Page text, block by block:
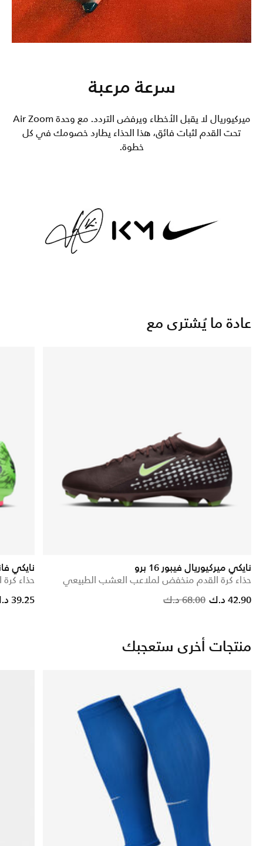
سرعة مرعبة
ميركيوريال لا يقبل الأخطاء ويرفض التردد. مع وحدة Air Zoom
تحت القدم لثبات فائق، هذا الحذاء يطارد خصومك في كل
خطوة.
عادة ما يُشترى مع
نايكي ميركيوريال فيبور 16 برو
حذاء كرة القدم منخفض لملاعب العشب الطبيعي
Price reduced from
68.00 د.ك to 42.90 د.ك
نايكي
حذاء
39.25 د.ك
منتجات أخرى ستعجبك